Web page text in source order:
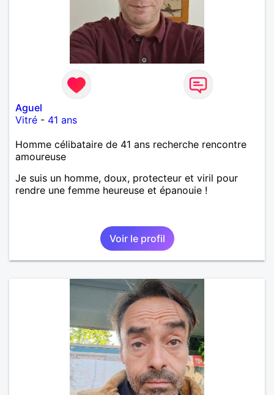
Aguel
Vitré - 41 ans
Homme célibataire de 41 ans recherche rencontre
amoureuse
Je suis un homme, doux, protecteur et viril pour
rendre une femme heureuse et épanouie !
Voir le profil